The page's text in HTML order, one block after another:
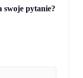
swoje pytanie?